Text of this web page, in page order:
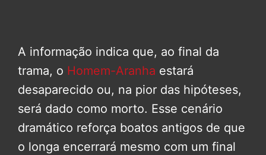
A informação indica que, ao final da
trama, o Homem-Aranha estará
desaparecido ou, na pior das hipóteses,
será dado como morto. Esse cenário
dramático reforça boatos antigos de que
o longa encerrará mesmo com um final